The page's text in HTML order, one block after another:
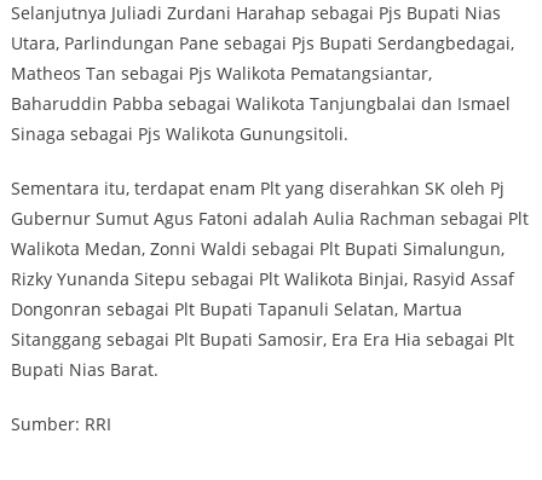
Selanjutnya Juliadi Zurdani Harahap sebagai Pjs Bupati Nias
Utara, Parlindungan Pane sebagai Pjs Bupati Serdangbedagai,
Matheos Tan sebagai Pjs Walikota Pematangsiantar,
Baharuddin Pabba sebagai Walikota Tanjungbalai dan Ismael
Sinaga sebagai Pjs Walikota Gunungsitoli.
Sementara itu, terdapat enam Plt yang diserahkan SK oleh Pj
Gubernur Sumut Agus Fatoni adalah Aulia Rachman sebagai Plt
Walikota Medan, Zonni Waldi sebagai Plt Bupati Simalungun,
Rizky Yunanda Sitepu sebagai Plt Walikota Binjai, Rasyid Assaf
Dongonran sebagai Plt Bupati Tapanuli Selatan, Martua
Sitanggang sebagai Plt Bupati Samosir, Era Era Hia sebagai Plt
Bupati Nias Barat.
Sumber: RRI